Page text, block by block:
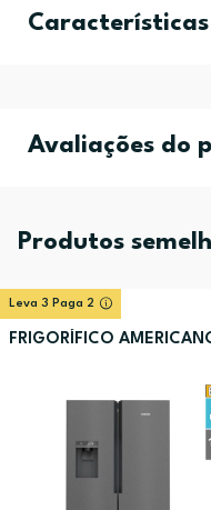
Características
Avaliações do
Produtos
Leva 3 Paga 2
FRIGORÍFICO